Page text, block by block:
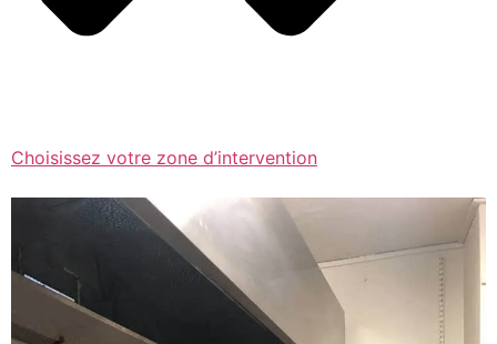
Choisissez votre zone d’intervention